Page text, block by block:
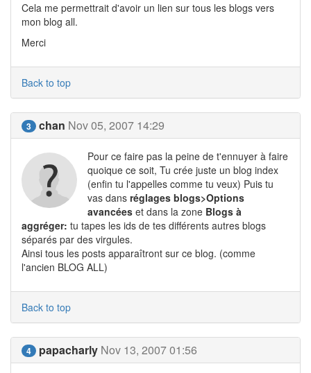
Cela me permettrait d'avoir un lien sur tous les blogs vers
mon blog all.
Merci
Back to top
3 chan Nov 05, 2007 14:29
Pour ce faire pas la peine de t'ennuyer à faire
quoique ce soit, Tu crée juste un blog index
(enfin tu l'appelles comme tu veux) Puis tu
vas dans réglages blogs>Options
avancées et dans la zone Blogs à
aggréger: tu tapes les ids de tes différents autres blogs
séparés par des virgules.
Ainsi tous les posts apparaîtront sur ce blog. (comme
l'ancien BLOG ALL)
Back to top
4 papacharly Nov 13, 2007 01:56